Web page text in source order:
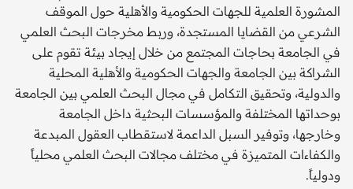
المشورة العلمية للجهات الحكومية والأهلية حول الموقف
الشرعي من القضايا المستجدة، وربط مخرجات البحث العلمي
في الجامعة بحاجات المجتمع من خلال إيجاد بيئة تقوم على
الشراكة بين الجامعة والجهات الحكومية والأهلية المحلية
والدولية، وتحقيق التكامل في مجال البحث العلمي بين الجامعة
بوحداتها المختلفة والمؤسسات البحثية داخل الجامعة
وخارجها، وتوفير السبل الداعمة لاستقطاب العقول المبدعة
والكفاءات المتميزة في مختلف مجالات البحث العلمي محلياً
ودولياً.